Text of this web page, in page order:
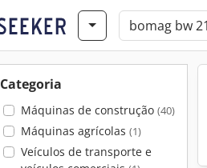
Categoria
Máquinas de construção (40)
Máquinas agrícolas (1)
Veículos de transporte e